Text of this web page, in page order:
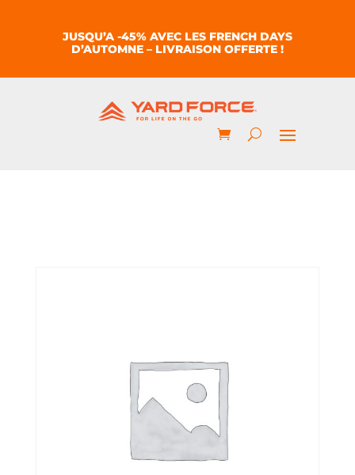
JUSQU’A -45% AVEC LES FRENCH DAYS
D’AUTOMNE – LIVRAISON OFFERTE !